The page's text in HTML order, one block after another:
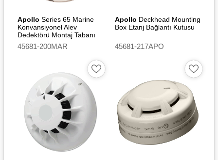
Apollo Series 65 Marine
Konvansiyonel Alev
Dedektörü Montaj Tabanı
45681-200MAR
Apollo Deckhead Mounting
Box Etanj Bağlantı Kutusu
45681-217APO